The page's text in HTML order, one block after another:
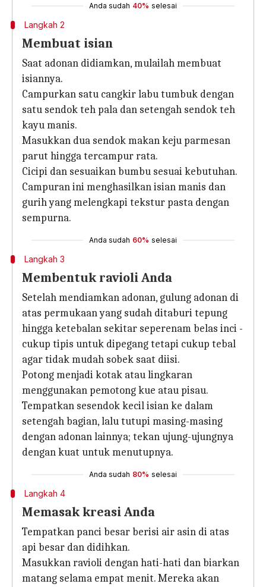
Anda sudah 40% selesai
Langkah 2
Membuat isian
Saat adonan didiamkan, mulailah membuat
isiannya.
Campurkan satu cangkir labu tumbuk dengan
satu sendok teh pala dan setengah sendok teh
kayu manis.
Masukkan dua sendok makan keju parmesan
parut hingga tercampur rata.
Cicipi dan sesuaikan bumbu sesuai kebutuhan.
Campuran ini menghasilkan isian manis dan
gurih yang melengkapi tekstur pasta dengan
sempurna.
Anda sudah 60% selesai
Langkah 3
Membentuk ravioli Anda
Setelah mendiamkan adonan, gulung adonan di
atas permukaan yang sudah ditaburi tepung
hingga ketebalan sekitar seperenam belas inci -
cukup tipis untuk dipegang tetapi cukup tebal
agar tidak mudah sobek saat diisi.
Potong menjadi kotak atau lingkaran
menggunakan pemotong kue atau pisau.
Tempatkan sesendok kecil isian ke dalam
setengah bagian, lalu tutupi masing-masing
dengan adonan lainnya; tekan ujung-ujungnya
dengan kuat untuk menutupnya.
Anda sudah 80% selesai
Langkah 4
Memasak kreasi Anda
Tempatkan panci besar berisi air asin di atas
api besar dan didihkan.
Masukkan ravioli dengan hati-hati dan biarkan
matang selama empat menit. Mereka akan